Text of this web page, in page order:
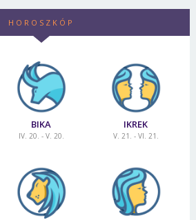
HOROSZKÓP
BIKA
IV. 20. - V. 20.
IKREK
V. 21. - VI. 21.